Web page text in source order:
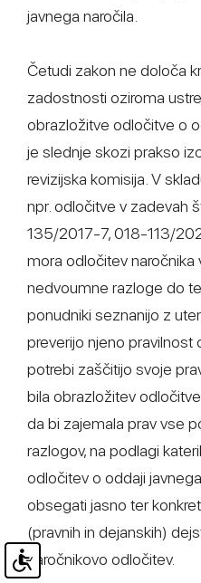
javnega naročila.
Četudi zakon ne določa
zadostnosti oziroma
obrazložitve odločitve o
je slednje skozi prakso
revizijska komisija. V
npr. odločitve v
135/2017-7, 018-113/
mora odločitev
nedvoumne razloge do
ponudniki seznanijo z
preverijo njeno
potrebi zaščitijo svoje
bila obrazložitev
da bi zajemala prav vse
razlogov, na podlagi
odločitev o oddaji
obsegati jasno ter
(pravnih in dejanskih)
naročnikovo odločitev.